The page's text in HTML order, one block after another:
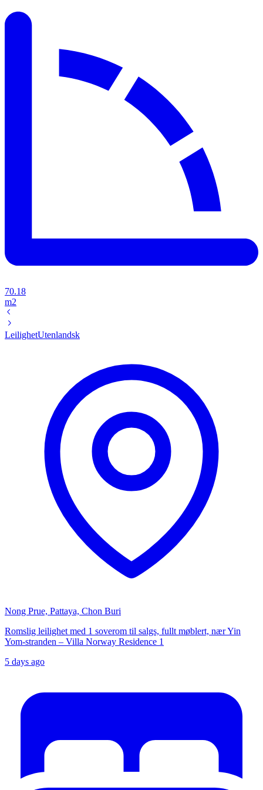
70.18
m2
LeilighetUtenlandsk
Nong Prue, Pattaya, Chon Buri
Romslig leilighet med 1 soverom til salgs, fullt møblert, nær Yin
Yom-stranden – Villa Norway Residence 1
5 days ago